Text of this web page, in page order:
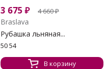
3 675 ₽ 4 660₽
Braslava
Рубашка льняная...
50 54
В корзину